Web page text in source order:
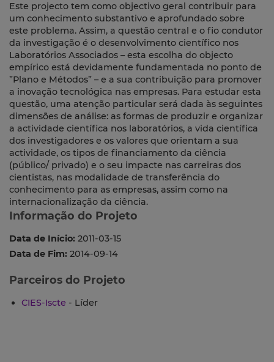
Este projecto tem como objectivo geral contribuir para
um conhecimento substantivo e aprofundado sobre
este problema. Assim, a questão central e o fio condutor
da investigação é o desenvolvimento científico nos
Laboratórios Associados – esta escolha do objecto
empírico está devidamente fundamentada no ponto de
”Plano e Métodos” – e a sua contribuição para promover
a inovação tecnológica nas empresas. Para estudar esta
questão, uma atenção particular será dada às seguintes
dimensões de análise: as formas de produzir e organizar
a actividade científica nos laboratórios, a vida científica
dos investigadores e os valores que orientam a sua
actividade, os tipos de financiamento da ciência
(público/ privado) e o seu impacte nas carreiras dos
cientistas, nas modalidade de transferência do
conhecimento para as empresas, assim como na
internacionalização da ciência.
Informação do Projeto
Data de Início: 2011-03-15
Data de Fim: 2014-09-14
Parceiros do Projeto
CIES-Iscte - Líder